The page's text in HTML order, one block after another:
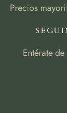
Precios
Entérate